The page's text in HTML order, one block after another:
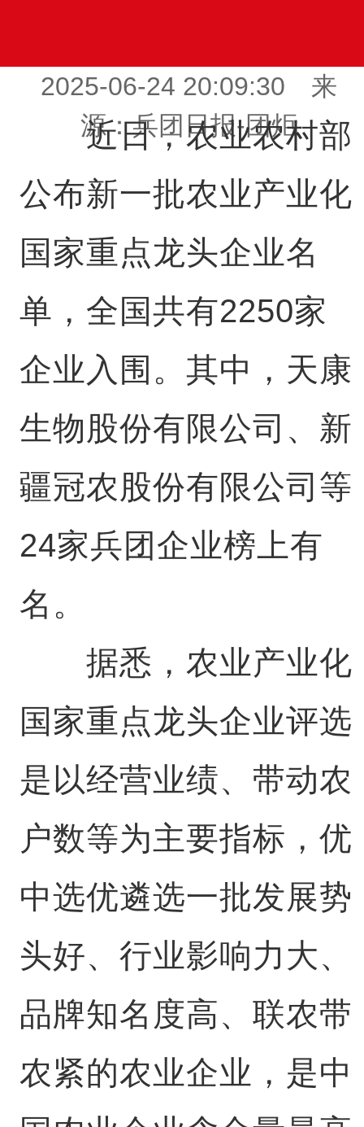
2025-06-24 20:09:30 来
源：兵团日报-团炬
近日，农业农村部
公布新一批农业产业化
国家重点龙头企业名
单，全国共有2250家
企业入围。其中，天康
生物股份有限公司、新
疆冠农股份有限公司等
24家兵团企业榜上有
名。
据悉，农业产业化
国家重点龙头企业评选
是以经营业绩、带动农
户数等为主要指标，优
中选优遴选一批发展势
头好、行业影响力大、
品牌知名度高、联农带
农紧的农业企业，是中